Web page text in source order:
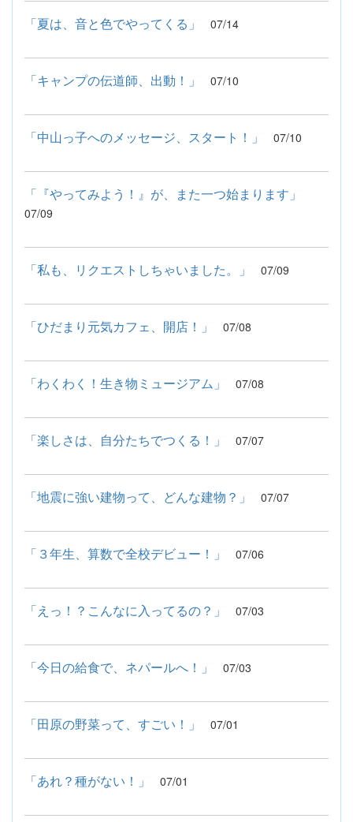
「夏は、音と色でやってくる」 07/14
「キャンプの伝道師、出動！」 07/10
「中山っ子へのメッセージ、スタート！」 07/10
「『やってみよう！』が、また一つ始まります」
07/09
「私も、リクエストしちゃいました。」 07/09
「ひだまり元気カフェ、開店！」 07/08
「わくわく！生き物ミュージアム」 07/08
「楽しさは、自分たちでつくる！」 07/07
「地震に強い建物って、どんな建物？」 07/07
「３年生、算数で全校デビュー！」 07/06
「えっ！？こんなに入ってるの？」 07/03
「今日の給食で、ネパールへ！」 07/03
「田原の野菜って、すごい！」 07/01
「あれ？種がない！」 07/01